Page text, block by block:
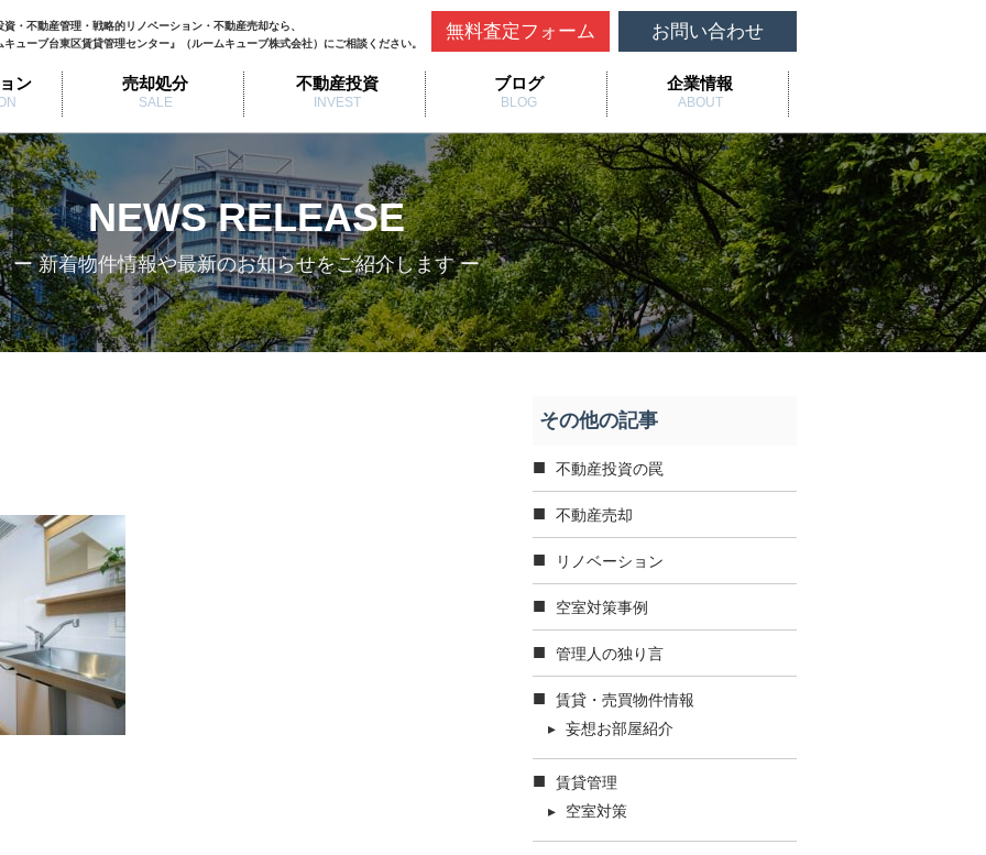
資・不動産管理・戦略的リノベーション・不動産売却なら、
キューブ台東区賃貸管理センター』（ルームキューブ株式会社）にご相談ください。
ン 売却処分
SALE
不動産投資
INVEST
ブログ
BLOG
企業情報
ABOUT
無料査定フォーム お問い合わせ
NEWS RELEASE
ー 新着物件情報や最新のお知らせをご紹介します ー
その他の記事
不動産投資の罠
不動産売却
リノベーション
空室対策事例
管理人の独り言
賃貸・売買物件情報
妄想お部屋紹介
賃貸管理
空室対策